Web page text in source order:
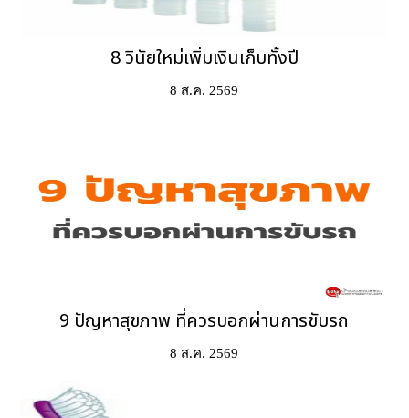
8 วินัยใหม่เพิ่มเงินเก็บทั้งปี
8 ส.ค. 2569
9 ปัญหาสุขภาพ ที่ควรบอกผ่านการขับรถ
8 ส.ค. 2569